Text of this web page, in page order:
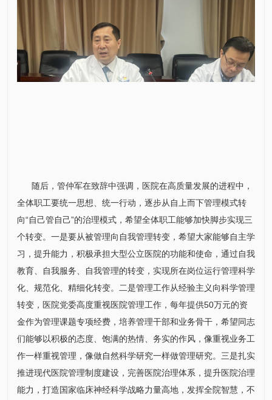
随后，管仲军在致辞中强调，医院在高质量发展的进程中，
全体职工要统一思想、统一行动，逐步从自上而下管理模式转
向“自己管自己”的治理模式，希望全体职工能够加快脚步实现三
个转变。一是要从被管理向自我管理转变，希望大家能够自主学
习，提升能力，积极承担大型公立医院的功能和使命，通过自我
教育、自我服务、自我管理的转变，实现所在岗位运行管理科学
化、规范化、精细化转变。二是管理工作从经验主义向科学管理
转变，医院党委高度重视医院管理工作，每年提供50万元的资
金作为管理课题专项经费，培养管理干部和业务骨干，希望同志
们能够以积极的态度、饱满的热情、务实的作风，像重视业务工
作一样重视管理，像做自然科学研究一样做管理研究。三是扎实
推进现代医院管理制度建设，完善医院治理体系，提升医院治理
能力，打造国家临床神经科学战略力量高地，发挥全院智慧，不